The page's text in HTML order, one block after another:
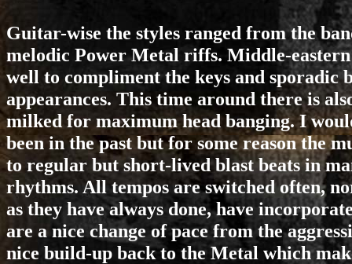
Guitar-wise the styles ranged from the
melodic Power Metal riffs. Middle-
well to compliment the keys and
appearances. This time around there is
milked for maximum head banging. I
been in the past but for some reason the
to regular but short-lived blast beats in
rhythms. All tempos are switched often,
as they have always done, have
are a nice change of pace from the
nice build-up back to the Metal which